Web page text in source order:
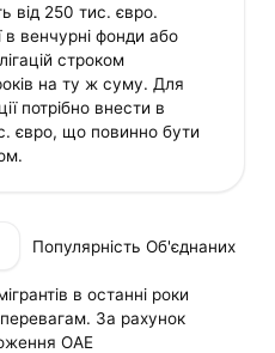
від 250 тис. євро.
в венчурні фонди або
строком
на ту ж суму. Для
потрібно внести в
євро, що повинно бути
Популярність Об'єднаних
в останні роки
За рахунок
ОАЕ